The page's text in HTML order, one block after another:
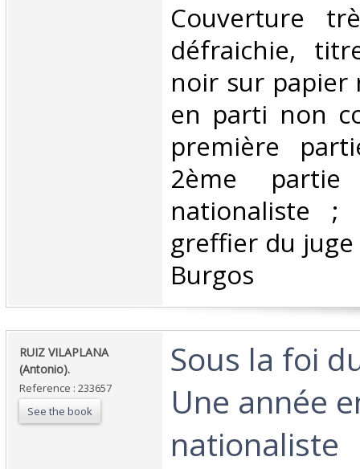
‎Couverture
défraichie,
noir sur papier
en parti non
première
2ème partie
nationaliste ;
greffier du
Burgos ‎
‎RUIZ VILAPLANA
(Antonio).‎
Reference : 233657
See the book
‎Sous la foi
Une année
nationaliste‎